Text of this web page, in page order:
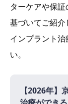
ターケアや保証
基づいてご紹介
インプラント
い。
【2026年】